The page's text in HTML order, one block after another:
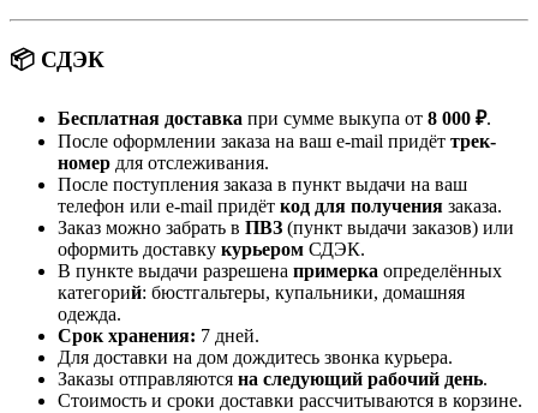
📦 СДЭК
Бесплатная доставка при сумме выкупа от 8 000 ₽.
После оформлении заказа на ваш e-mail придёт трек-
номер для отслеживания.
После поступления заказа в пункт выдачи на ваш
телефон или e-mail придёт код для получения заказа.
Заказ можно забрать в ПВЗ (пункт выдачи заказов) или
оформить доставку курьером СДЭК.
В пункте выдачи разрешена примерка определённых
категорий: бюстгальтеры, купальники, домашняя
одежда.
Срок хранения: 7 дней.
Для доставки на дом дождитесь звонка курьера.
Заказы отправляются на следующий рабочий день.
Стоимость и сроки доставки рассчитываются в корзине.